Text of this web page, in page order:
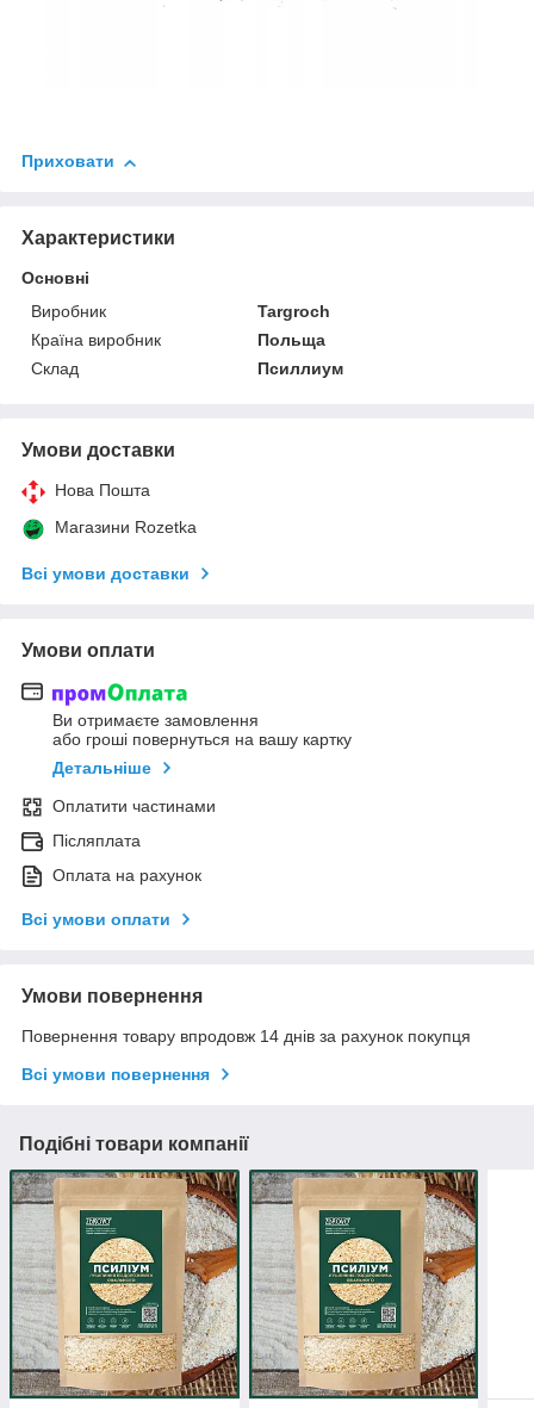
Приховати
Характеристики
Основні
Виробник
Targroch
Країна виробник
Польща
Склад
Псиллиум
Умови доставки
Нова Пошта
Магазини Rozetka
Всі умови доставки
Умови оплати
Ви отримаєте замовлення
або гроші повернуться на вашу картку
Детальніше
Оплатити частинами
Післяплата
Оплата на рахунок
Всі умови оплати
Умови повернення
Повернення товару впродовж 14 днів за рахунок покупця
Всі умови повернення
Подібні товари компанії